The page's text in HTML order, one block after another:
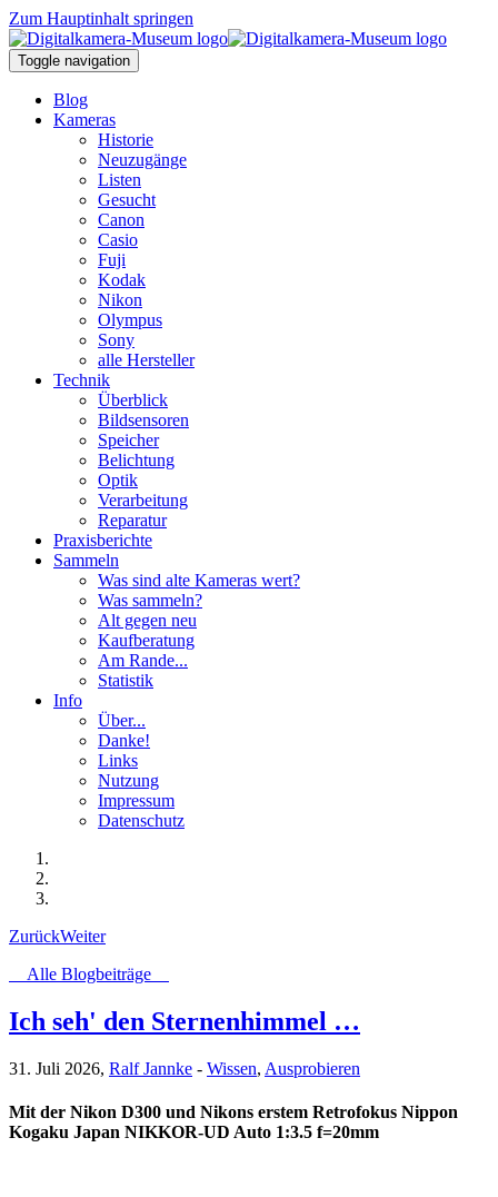
Zum Hauptinhalt springen
Toggle navigation
Blog
Kameras
Historie
Neuzugänge
Listen
Gesucht
Canon
Casio
Fuji
Kodak
Nikon
Olympus
Sony
alle Hersteller
Technik
Überblick
Bildsensoren
Speicher
Belichtung
Optik
Verarbeitung
Reparatur
Praxisberichte
Sammeln
Was sind alte Kameras wert?
Was sammeln?
Alt gegen neu
Kaufberatung
Am Rande...
Statistik
Info
Über...
Danke!
Links
Nutzung
Impressum
Datenschutz
ZurückWeiter
Alle Blogbeiträge
Ich seh' den Sternenhimmel …
31. Juli 2026, Ralf Jannke - Wissen, Ausprobieren
Mit der Nikon D300 und Nikons erstem Retrofokus Nippon
Kogaku Japan NIKKOR-UD Auto 1:3.5 f=20mm